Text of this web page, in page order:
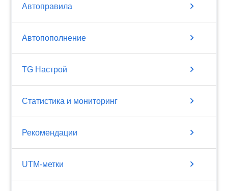
Автоправила chevron_right
Автопополнение chevron_right
TG Настрой chevron_right
Статистика и мониторинг chevron_right
Рекомендации chevron_right
UTM-метки chevron_right